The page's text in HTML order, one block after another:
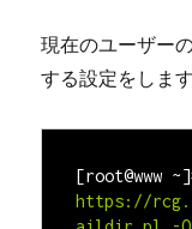
現在のユーザー
する設定をします
[root@www
https://